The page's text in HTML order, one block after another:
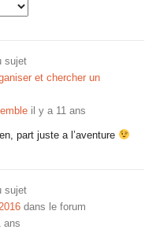
sujet
et chercher un
il y a 11 ans
part juste a l’aventure
sujet
dans le forum
ans